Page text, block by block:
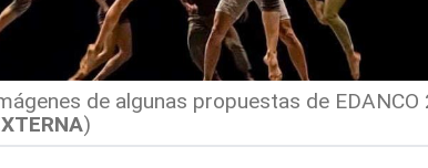
de algunas propuestas de EDANCO
)